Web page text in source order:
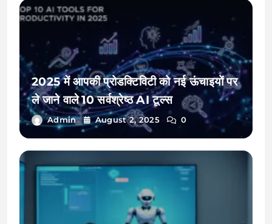
2025 में आपकी प्रोडक्टिविटी को नई ऊंचाइयों पर
ले जाने वाले 10 सर्वश्रेष्ठ AI टूल्स
Admin August 2, 2025 0